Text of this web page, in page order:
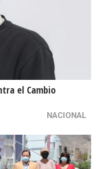
el Cambio
NACIONAL